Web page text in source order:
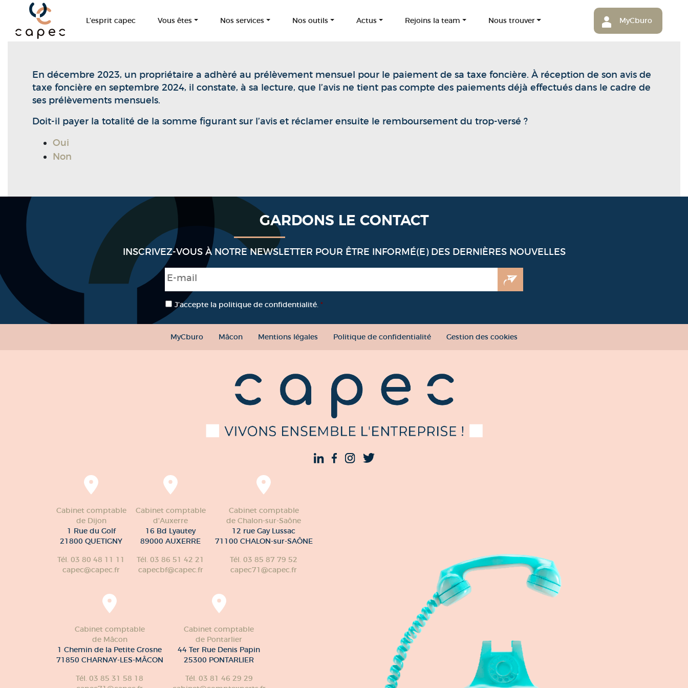
Panneau de gestion des cookies
L’esprit capec Vous êtes Nos services Nos outils Actus Rejoins la team Nous trouver MyCburo
En décembre 2023, un propriétaire a adhèré au prélèvement mensuel pour le paiement de sa taxe foncière. À réception de son avis de
taxe foncière en septembre 2024, il constate, à sa lecture, que l’avis ne tient pas compte des paiements déjà effectués dans le cadre de
ses prélèvements mensuels.
Doit-il payer la totalité de la somme figurant sur l’avis et réclamer ensuite le remboursement du trop-versé ?
Oui
Non
GARDONS LE CONTACT
INSCRIVEZ-VOUS À NOTRE NEWSLETTER POUR ÊTRE INFORMÉ(E) DES DERNIÈRES NOUVELLES
E-mail
RGPD *
J’accepte la politique de confidentialité. *
MyCburo Mâcon Mentions légales Politique de confidentialité Gestion des cookies
Cabinet comptable
de Dijon
1 Rue du Golf
21800 QUETIGNY
Tél. 03 80 48 11 11
capec@capec.fr
Cabinet comptable
d'Auxerre
16 Bd Lyautey
89000 AUXERRE
Tél. 03 86 51 42 21
capecbf@capec.fr
Cabinet comptable
de Chalon-sur-Saône
12 rue Gay Lussac
71100 CHALON-sur-SAÔNE
Tél. 03 85 87 79 52
capec71@capec.fr
Cabinet comptable
de Mâcon
1 Chemin de la Petite Grosne
71850 CHARNAY-LES-MÂCON
Tél. 03 85 31 58 18
Cabinet comptable
de Pontarlier
44 Ter Rue Denis Papin
25300 PONTARLIER
Tél. 03 81 46 29 29